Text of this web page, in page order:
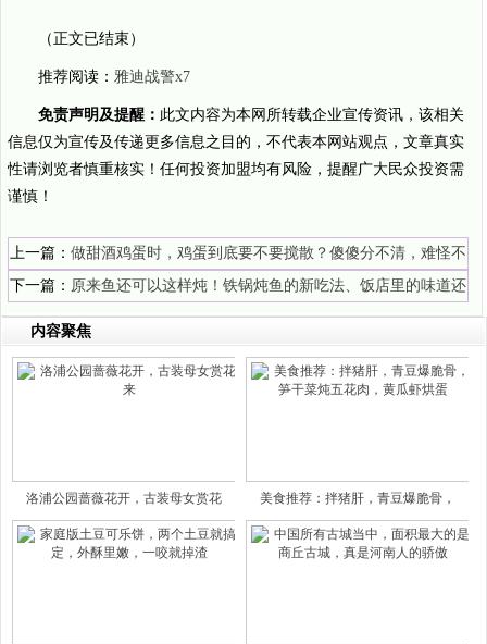
（正文已结束）
推荐阅读： 雅迪战警x7
免责声明及提醒： 此文内容为本网所转载企业宣传资讯，该相关
信息仅为宣传及传递更多信息之目的，不代表本网站观点，文章真实
性请浏览者慎重核实！任何投资加盟均有风险，提醒广大民众投资需
谨慎！
上一篇： 做甜酒鸡蛋时，鸡蛋到底要不要搅散？傻傻分不清，难怪不
香不入味
下一篇： 原来鱼还可以这样炖！铁锅炖鱼的新吃法、饭店里的味道还
经济实惠
内容聚焦
洛浦公园蔷薇花开，古装母女赏花 美食推荐：拌猪肝，青豆爆脆骨，